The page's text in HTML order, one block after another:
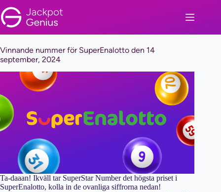
to
content
Vinnande nummer för SuperEnalotto den 14
september, 2024
Ta-daaan! Ikväll tar SuperStar Number det högsta priset i
SuperEnalotto, kolla in de ovanliga siffrorna nedan!